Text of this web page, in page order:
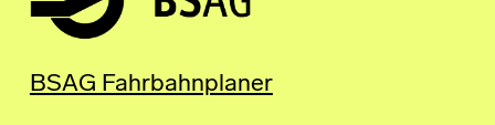
BSAG Fahrbahnplaner